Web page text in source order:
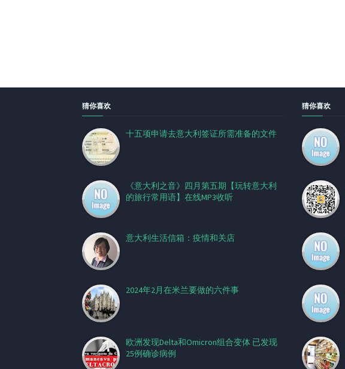
猜你喜欢
十五项申请去意大利签证所需准备的文件
《意大利之音》四月第五期【玩转意大利
的旅行常用语】在线MP3收听
意大利生活信箱：疫情和关店
2024年2月在米兰要做的六件事
欧洲发现Delta和Omicron组合变体 已发现
25例确诊病例
猜你喜欢